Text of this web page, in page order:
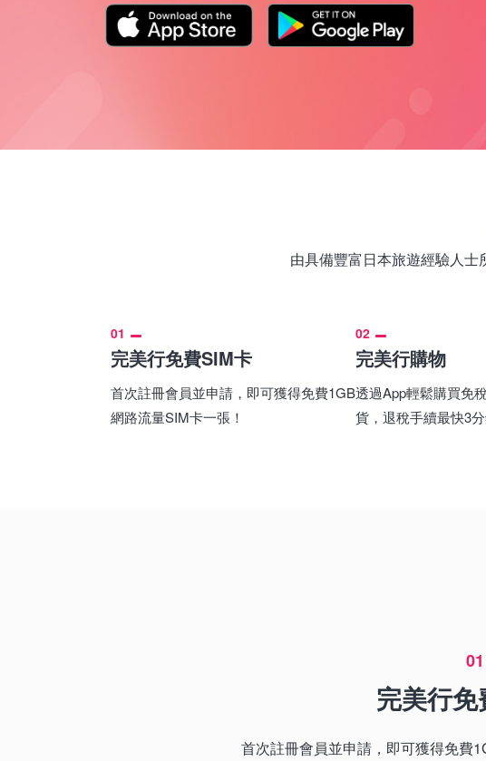
由具備豐富日本旅遊經驗人士
01
完美行免費SIM卡
首次註冊會員並申請，即可獲得免費1GB
網路流量SIM卡一張！
02
完美行購物
透過App輕鬆購買免
貨，退稅手續最快3
01
完美行
首次註冊會員並申請，即可獲得免費